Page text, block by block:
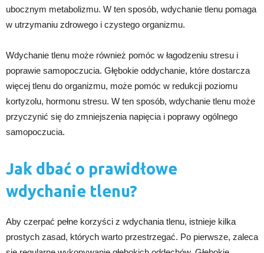
ubocznym metabolizmu. W ten sposób, wdychanie tlenu pomaga
w utrzymaniu zdrowego i czystego organizmu.
Wdychanie tlenu może również pomóc w łagodzeniu stresu i
poprawie samopoczucia. Głębokie oddychanie, które dostarcza
więcej tlenu do organizmu, może pomóc w redukcji poziomu
kortyzolu, hormonu stresu. W ten sposób, wdychanie tlenu może
przyczynić się do zmniejszenia napięcia i poprawy ogólnego
samopoczucia.
Jak dbać o prawidłowe
wdychanie tlenu?
Aby czerpać pełne korzyści z wdychania tlenu, istnieje kilka
prostych zasad, których warto przestrzegać. Po pierwsze, zaleca